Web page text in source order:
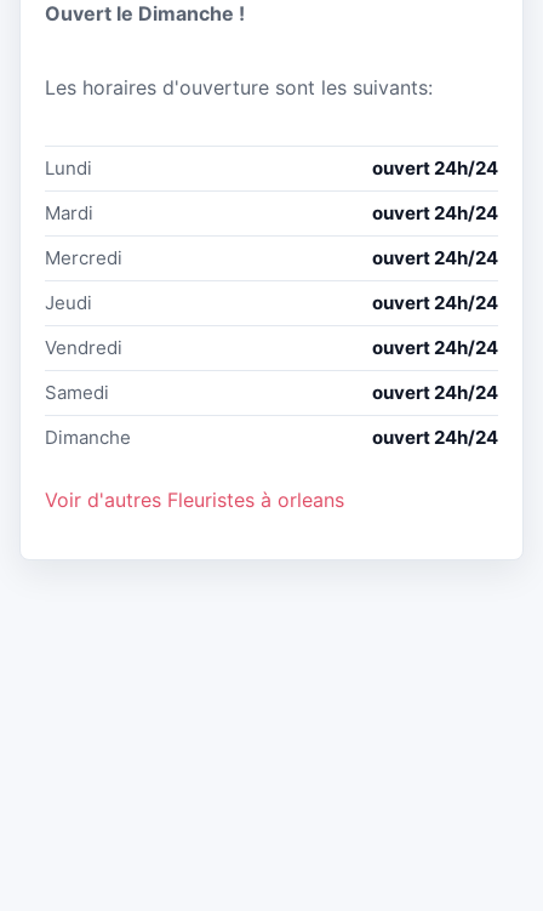
Ouvert le Dimanche !
Les horaires d'ouverture sont les suivants:
Lundi
ouvert 24h/24
Mardi
ouvert 24h/24
Mercredi
ouvert 24h/24
Jeudi
ouvert 24h/24
Vendredi
ouvert 24h/24
Samedi
ouvert 24h/24
Dimanche
ouvert 24h/24
Voir d'autres Fleuristes à orleans